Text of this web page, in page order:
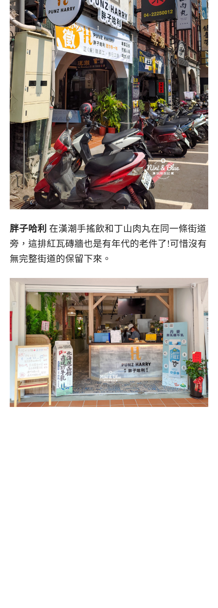
胖子哈利 在漢潮手搖飲和丁山肉丸在同一條街道
旁，這排紅瓦磚牆也是有年代的老件了!可惜沒有
無完整街道的保留下來。